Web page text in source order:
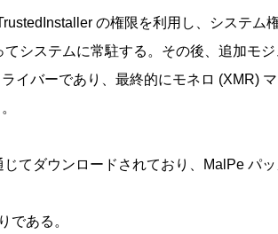
の権限を利用し、システム
システムに常駐する。その後、追加モ
イバーであり、最終的にモネロ (XMR)
てダウンロードされており、MalPe パ
である。